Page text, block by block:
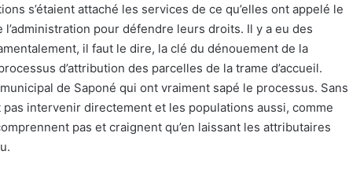
s’étaient attaché les services de ce qu’elles ont appelé le
pour défendre leurs droits. Il y a eu des
il faut le dire, la clé du dénouement de la
d’attribution des parcelles de la trame d’accueil.
de Saponé qui ont vraiment sapé le processus. Sans
intervenir directement et les populations aussi, comme
pas et craignent qu’en laissant les attributaires